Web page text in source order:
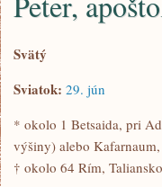
Svätý
Sviatok: 29. jún
* okolo 1 Betsaida, pri
výšiny) alebo
† okolo 64 Rím, Taliansko